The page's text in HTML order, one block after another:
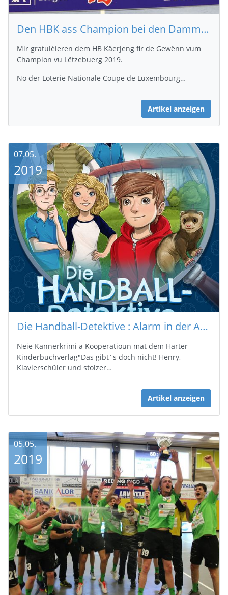
Den HBK ass Champion bei den Dammen 2019
Mir gratuléieren dem HB Käerjeng fir de Gewënn vum
Champion vu Lëtzebuerg 2019.
No der Loterie Nationale Coupe de Luxembourg…
Artikel anzeigen
Die Handball-Detektive : Alarm in der Arena
Neie Kannerkrimi a Kooperatioun mat dem Härter
Kinderbuchverlag"Das gibt´s doch nicht! Henry,
Klavierschüler und stolzer…
Artikel anzeigen
07.05.
2019
05.05.
2019